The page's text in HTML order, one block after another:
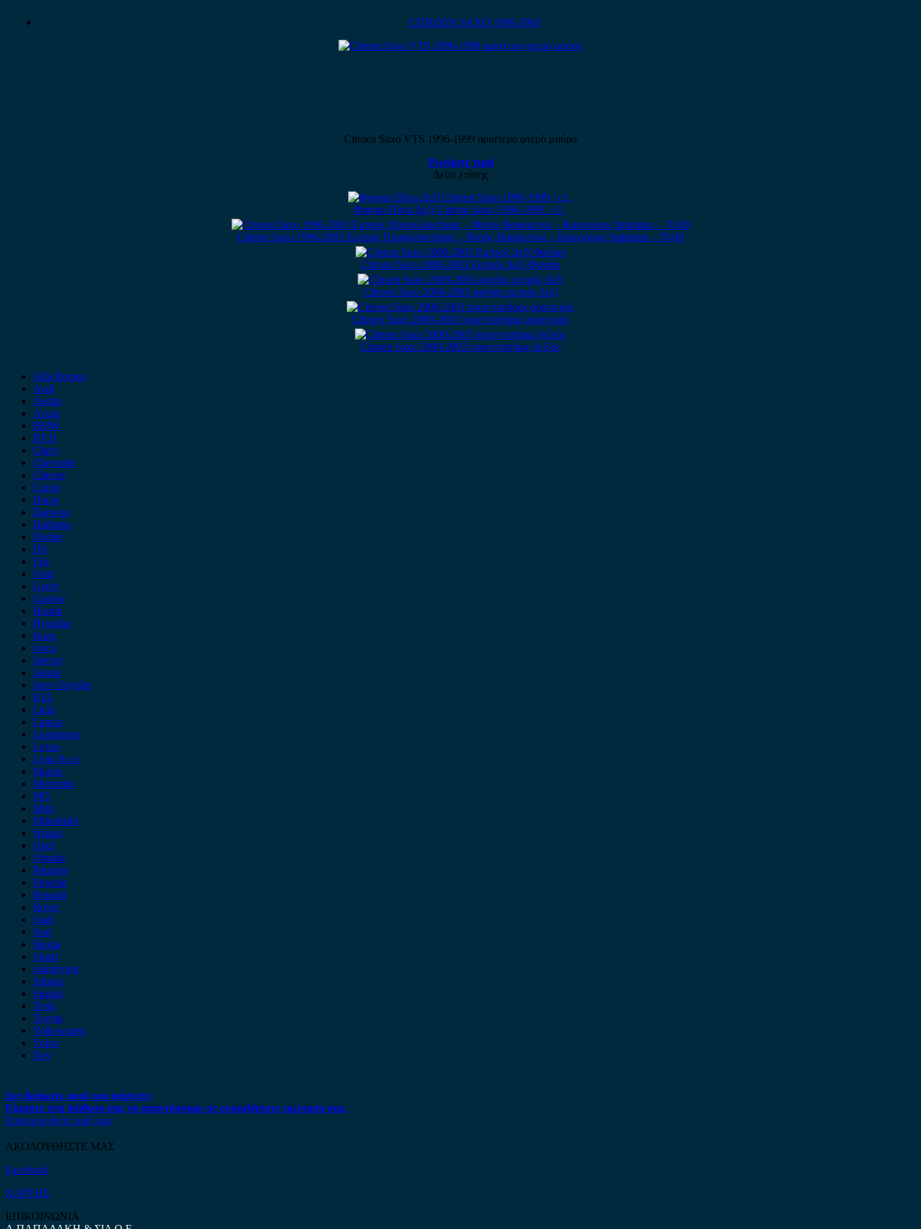
CITROEN SAXO 1996-2003
Citroen Saxo VTS 1996-1999 αριστερό φτερό μαύρο
Ρωτήστε τιμή
Δείτε επίσης
Φαναρι Πίσω Δεξί Citroen Saxo 1996-1999 / c1 ,
Citroen Saxo 1996-2003 Εμπρός Προφυλακτήρας – Μισός Βαφόμενος – Καινούριος Imitation – 70,00
Citroen Saxo 2000-2003 Εμπρός Δεξί Φανάρι
Citroen Saxo 2000-2003 φανάρι εμπρός δεξί
Citroen Saxo 2000-2003 προεντατήρας αριστερός
Citroen Saxo 2000-2003 προεντατήρας δεξιός
Alfa Romeo
Audi
Austin
Acura
BMW
BYD
Chery
Chevrolet
Citroen
Cupra
Dacia
Daewoo
Daihatsu
Dodge
DS
Fiat
Ford
Geely
Gonow
Honda
Hyundai
Isuzu
iveco
Jaecoo
Jaguar
Jeep Chrysler
KIA
Lada
Lancia
Leapmotor
Lexus
Lynk & co
Mazda
Mercedes
MG
Mini
Mitsubishi
Nissan
Opel
Omoda
Peugeot
Porsche
Renault
Rover
Saab
Seat
Skoda
Smart
ssangyong
Subaru
Suzuki
Tesla
Toyota
Volkswagen
Volvo
Xev
Δεν βρήκατε αυτό που ψάχνετε;
Είμαστε στη διάθεση σας να απαντήσουμε σε οποιαδήποτε ερώτηση σας.
Επικοινωνήστε μαζί μας
ΑΚΟΛΟΥΘΗΣΤΕ ΜΑΣ
Facebook
ΧΑΡΤΗΣ
ΕΠΙΚΟΙΝΩΝΙΑ